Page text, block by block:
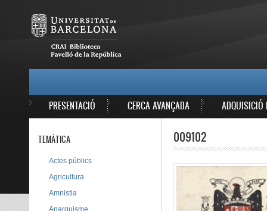
PRESENTACIÓ CERCA AVANÇADA ADQUISICIÓ
009102
TEMÀTICA
Actes públics
Agricultura
Amnistia
Anarquisme